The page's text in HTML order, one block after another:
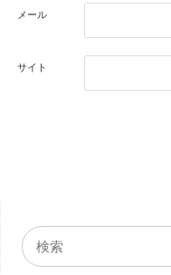
メール
サイト